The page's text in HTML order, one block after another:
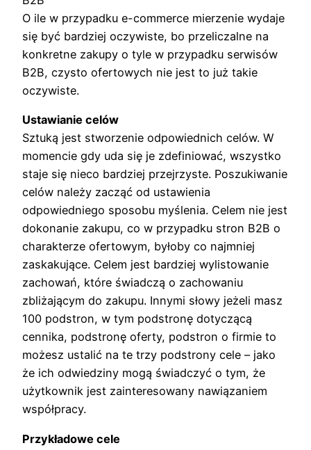
O ile w przypadku e-commerce mierzenie wydaje
się być bardziej oczywiste, bo przeliczalne na
konkretne zakupy o tyle w przypadku serwisów
B2B, czysto ofertowych nie jest to już takie
oczywiste.
Ustawianie celów
Sztuką jest stworzenie odpowiednich celów. W
momencie gdy uda się je zdefiniować, wszystko
staje się nieco bardziej przejrzyste. Poszukiwanie
celów należy zacząć od ustawienia
odpowiedniego sposobu myślenia. Celem nie jest
dokonanie zakupu, co w przypadku stron B2B o
charakterze ofertowym, byłoby co najmniej
zaskakujące. Celem jest bardziej wylistowanie
zachowań, które świadczą o zachowaniu
zbliżającym do zakupu. Innymi słowy jeżeli masz
100 podstron, w tym podstronę dotyczącą
cennika, podstronę oferty, podstron o firmie to
możesz ustalić na te trzy podstrony cele – jako
że ich odwiedziny mogą świadczyć o tym, że
użytkownik jest zainteresowany nawiązaniem
współpracy.
Przykładowe cele